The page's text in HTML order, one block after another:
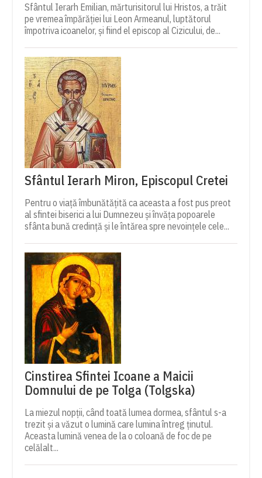
Sfântul Ierarh Emilian, mărturisitorul lui Hristos, a trăit
pe vremea împărăției lui Leon Armeanul, luptătorul
împotriva icoanelor, și fiind el episcop al Cizicului, de...
Sfântul Ierarh Miron, Episcopul Cretei
Pentru o viață îmbunătățită ca aceasta a fost pus preot
al sfintei biserici a lui Dumnezeu și învăța popoarele
sfânta bună credință și le întărea spre nevoințele cele...
Cinstirea Sfintei Icoane a Maicii
Domnului de pe Tolga (Tolgska)
La miezul nopții, când toată lumea dormea, sfântul s-a
trezit și a văzut o lumină care lumina întreg ținutul.
Aceasta lumină venea de la o coloană de foc de pe
celălalt...